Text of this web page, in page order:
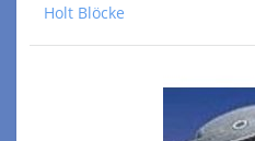
Holt Blöcke